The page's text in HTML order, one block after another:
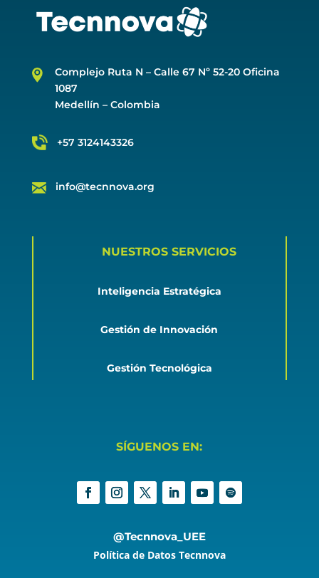
Complejo Ruta N – Calle 67 Nº 52-20 Oficina
1087
Medellín – Colombia
+57 3124143326
info@tecnnova.org
NUESTROS SERVICIOS
Inteligencia Estratégica
Gestión de Innovación
Gestión Tecnológica
SÍGUENOS EN:
@Tecnnova_UEE
Política de Datos Tecnnova